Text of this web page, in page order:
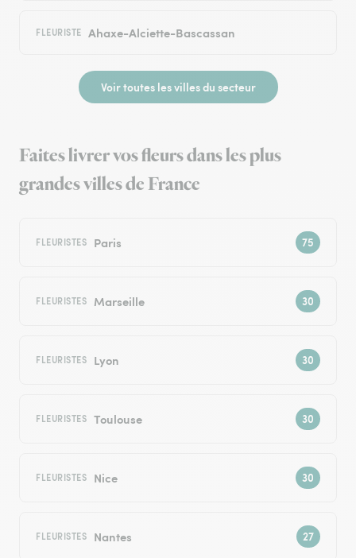
FLEURISTE Ahaxe-Alciette-Bascassan
Voir toutes les villes du secteur
Faites livrer vos fleurs dans les plus
grandes villes de France
FLEURISTES Paris
FLEURISTES Marseille
FLEURISTES Lyon
FLEURISTES Toulouse
FLEURISTES Nice
FLEURISTES Nantes